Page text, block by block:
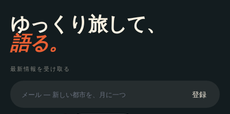
ゆっくり旅して、
語る。
最新情報を受け取る
登録